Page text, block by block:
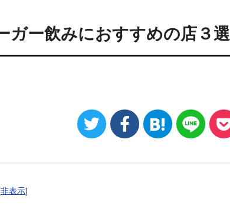
ガー飲みにおすすめの店３選
非表示]